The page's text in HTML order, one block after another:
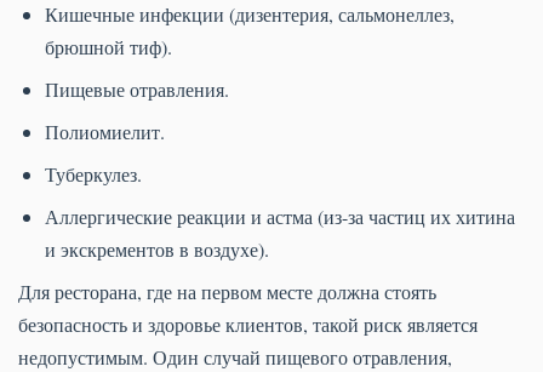
Кишечные инфекции (дизентерия, сальмонеллез,
брюшной тиф).
Пищевые отравления.
Полиомиелит.
Туберкулез.
Аллергические реакции и астма (из-за частиц их хитина
и экскрементов в воздухе).
Для ресторана, где на первом месте должна стоять
безопасность и здоровье клиентов, такой риск является
недопустимым. Один случай пищевого отравления,